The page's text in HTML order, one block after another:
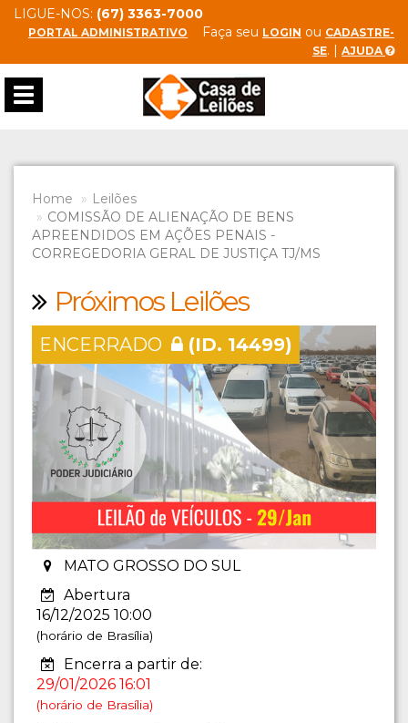
LIGUE-NOS: (67) 3363-7000
PORTAL ADMINISTRATIVO Faça seu LOGIN ou CADASTRE-
SE. | AJUDA
Toggle
navigation
Home
Leilões
COMISSÃO DE ALIENAÇÃO DE BENS
APREENDIDOS EM AÇÕES PENAIS -
CORREGEDORIA GERAL DE JUSTIÇA TJ/MS
Próximos Leilões
ENCERRADO (ID. 14499)
MATO GROSSO DO SUL
Abertura
16/12/2025 10:00
(horário de Brasília)
Encerra a partir de:
29/01/2026 16:01
(horário de Brasília)